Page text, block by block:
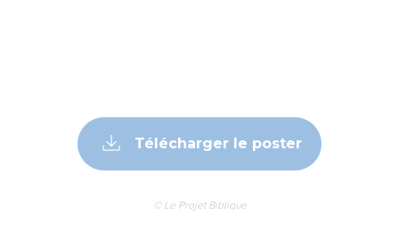
Télécharger le poster
© Le Projet Biblique